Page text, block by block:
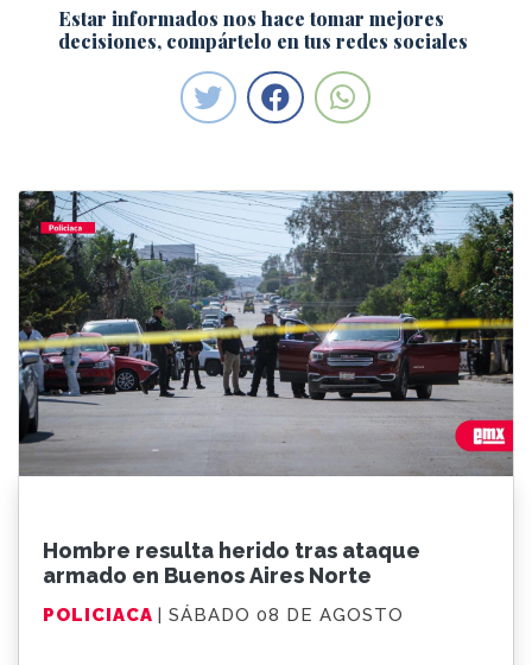
Hombre resulta herido tras ataque
armado en Buenos Aires Norte
POLICIACA | SÁBADO 08 DE AGOSTO
Estar informados nos hace tomar mejores
decisiones, compártelo en tus redes sociales